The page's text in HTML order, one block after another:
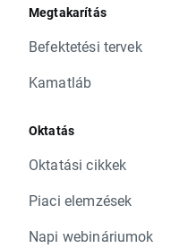
Megtakarítás
Befektetési tervek
Kamatláb
Oktatás
Oktatási cikkek
Piaci elemzések
Napi webináriumok